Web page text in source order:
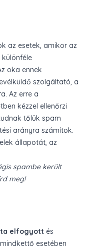
az esetek, amikor az
oka ennek
szolgáltató, a
Az erre a
kézzel ellenőrzi
tőlük spam
arányra számítok.
állapotát, az
spambe került
meg!
elfogyott és
esetében